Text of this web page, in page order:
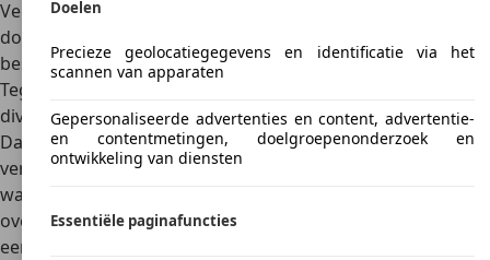
Vehicles). Zo kwam een versie van de SEi kit uit die enkel
donoronderdelen gebruikt van de
bestaat tevens een SDV kit gebaseerd op de Ford Sierra.
Tegelijk werd meer en meer geàà¯nvesteerd in de
diversificatie van het aanbod motoren en transmissies.
Daar werd recent bijvoorbeeld de Honda S2000 motor en
versnellingsbak aan toegevoegd, via de MegaS 2000 kits en
wagens. De vernieuwingskracht van het bedrijf bleef
overigens niet onopgemerkt. Zo was de Sport Turbo de
eerste fabricatie van een niche-fabrikant die ooit de
Doelen
Precieze geolocatiegegevens en identificatie via het
scannen van apparaten
Gepersonaliseerde advertenties en content, advertentie-
en contentmetingen, doelgroepenonderzoek en
ontwikkeling van diensten
Essentiële paginafuncties